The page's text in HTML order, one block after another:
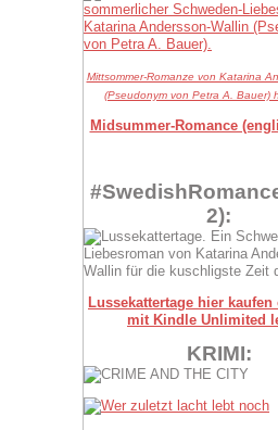
Mittsommer-Romanze von Katarina
(Pseudonym von Petra A. Bauer)
Midsummer-Romance
2):
Lussekattertage hier
mit Kindle Unlimited
KRIMI: